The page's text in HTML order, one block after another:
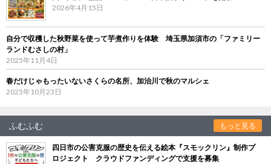
2026年4月15日
自分で収穫した秋野菜を使って芋煮作りを体験 埼玉県加須市の「ファミリー
ランドむさしの村」
2025年11月4日
春だけじゃもったいないさくらの名所、加治川で秋のマルシェ
2025年10月23日
ふむふむ もっと見る
四日市の公害克服の歴史を伝える絵本『スモックリン』制作プ
ロジェクト クラウドファンディングで支援を募集